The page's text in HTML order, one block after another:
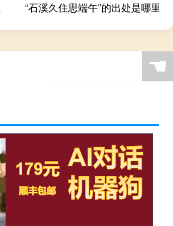
“石溪久住思端午”的出处是哪里
☚